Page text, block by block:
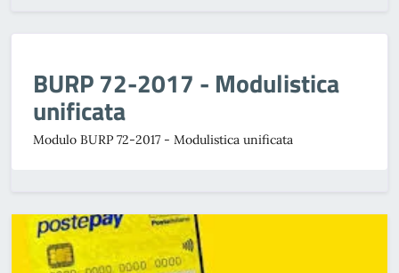
BURP 72-2017 - Modulistica
unificata
Modulo BURP 72-2017 - Modulistica unificata